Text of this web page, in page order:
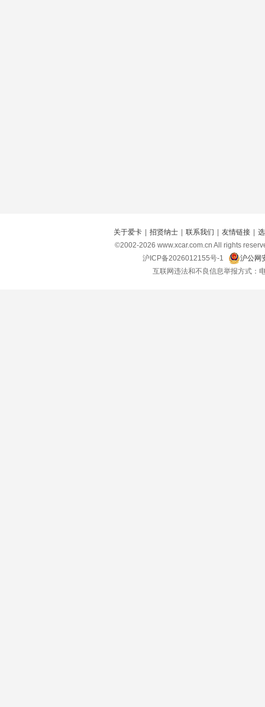
关于爱卡 招贤纳士 联系我们 友情链接
©2002-2026 www.xcar.com.cn All rights
沪ICP备2026012155号-1
沪公网
互联网违法和不良信息举报方式：